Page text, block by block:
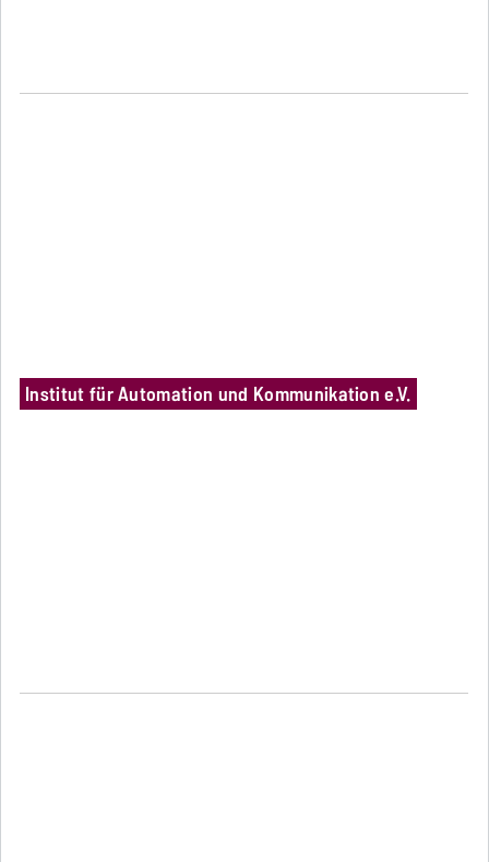
Institut für Automation und Kommunikation e.V.